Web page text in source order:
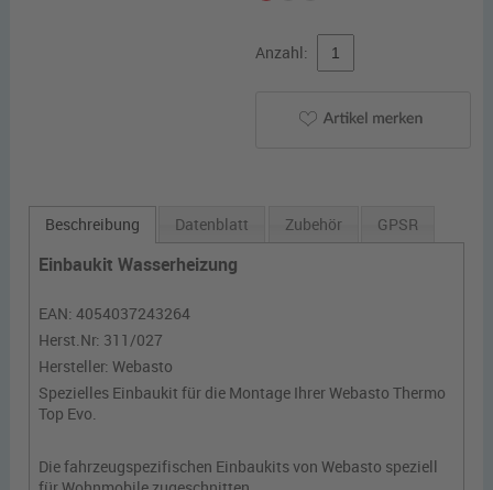
Anzahl:
Beschreibung Datenblatt Zubehör GPSR
Einbaukit Wasserheizung
EAN: 4054037243264
Herst.Nr: 311/027
Hersteller: Webasto
Spezielles Einbaukit für die Montage Ihrer Webasto Thermo
Top Evo.
Die fahrzeugspezifischen Einbaukits von Webasto speziell